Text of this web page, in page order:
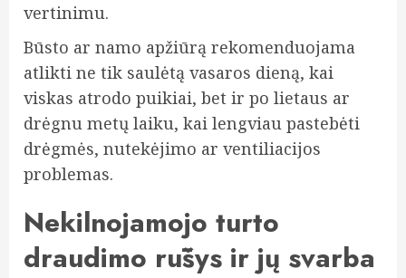
vertinimu.
Būsto ar namo apžiūrą rekomenduojama
atlikti ne tik saulėtą vasaros dieną, kai
viskas atrodo puikiai, bet ir po lietaus ar
drėgnu metų laiku, kai lengviau pastebėti
drėgmės, nutekėjimo ar ventiliacijos
problemas.
Nekilnojamojo turto
draudimo rūšys ir jų svarba